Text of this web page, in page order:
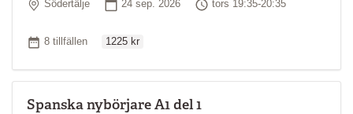
Plats
Södertälje Startdatum
24 sep. 2026 Tid
tors 19:35-20:35
Antal tillfällen
8 tillfällen 1225 kr
Spanska nybörjare A1 del 1